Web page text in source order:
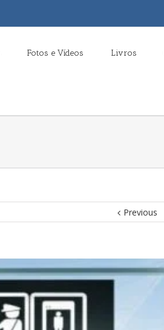
Fotos e Vídeos Livros
Previous